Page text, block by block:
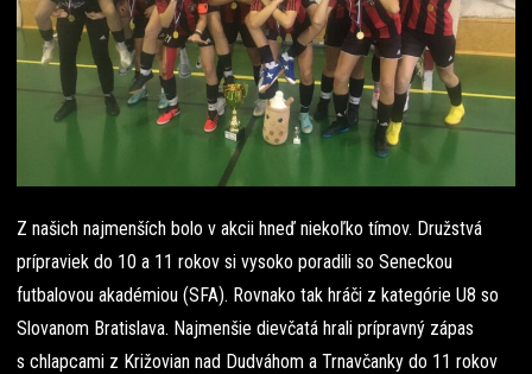
Z našich najmenších bolo v akcii hneď niekoľko tímov. Družstvá
prípraviek do 10 a 11 rokov si vysoko poradili so Seneckou
futbalovou akadémiou (SFA). Rovnako tak hráči z kategórie U8 so
Slovanom Bratislava. Najmenšie dievčatá hrali prípravný zápas
s chlapcami z Križovian nad Dudváhom a Trnavčanky do 11 rokov